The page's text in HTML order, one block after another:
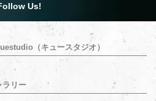
Us!
（キュースタジオ）
ラリー